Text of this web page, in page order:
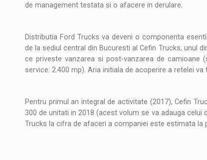
de management testata si o afacere in derulare.
Distributia Ford Trucks va deveni o componenta
de la sediul central din Bucuresti al Cefin Trucks, unul
ce priveste vanzarea si post-vanzarea de camioane
service: 2.400 mp). Aria initiala de acoperire a retelei
Pentru primul an integral de activitate (2017), Cefin
300 de unitati in 2018 (acest volum se va adauga
Trucks la cifra de afaceri a companiei este estimata la